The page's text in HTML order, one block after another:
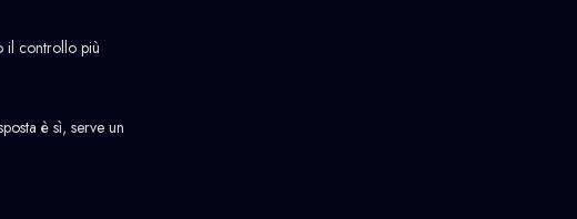
il controllo più
è sì, serve un